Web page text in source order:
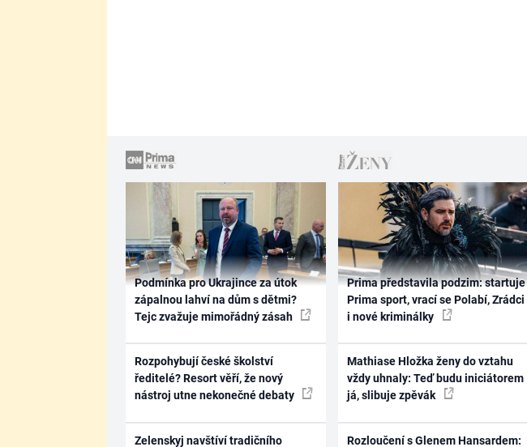
Podmínka pro Ukrajince za útok
zápalnou lahví na dům s dětmi?
Tejc zvažuje mimořádný zásah
Rozpohybují české školství
ředitelé? Resort věří, že nový
nástroj utne nekonečné debaty
Zelenskyj navštíví tradičního
Prima představila podzim: startuje
Prima sport, vrací se Polabí, Zrádci
i nové kriminálky
Mathiase Hložka ženy do vztahu
vždy uhnaly: Teď budu iniciátorem
já, slibuje zpěvák
Rozloučení s Glenem Hansardem: